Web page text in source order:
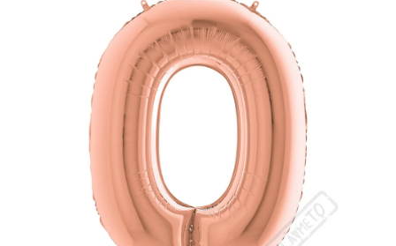
PARTY STOLOVÁNÍ
SVATEBNÍ DOPLŇKY
BARVY NA OBLIČEJ A VLASY
BUBLIFUKY
DORTOVÉ SVÍČKY A OZDOBY